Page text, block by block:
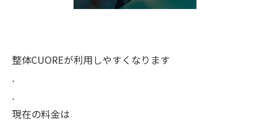
整体CUOREが利用しやすくなります
.
.
現在の料金は